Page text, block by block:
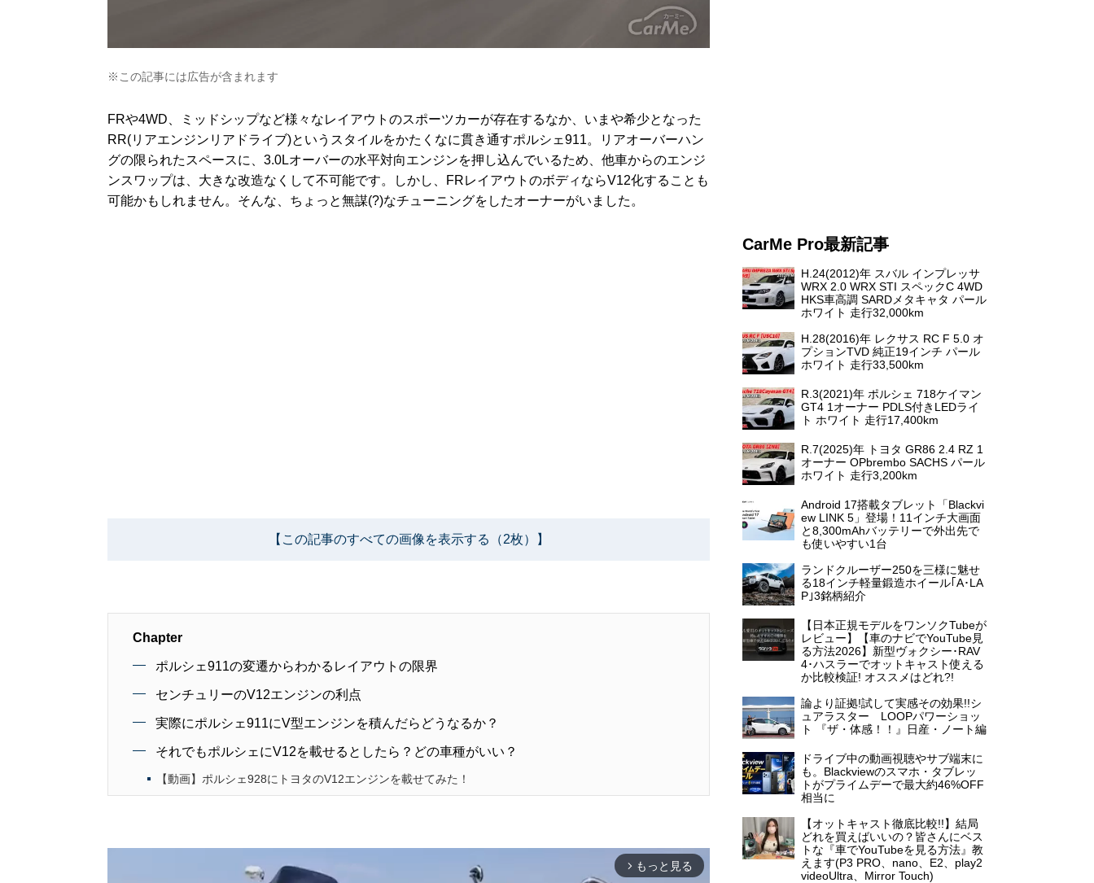
※この記事には広告が含まれます
FRや4WD、ミッドシップなど様々なレイアウトのスポーツカーが存在するなか、いまや希少となった
RR(リアエンジンリアドライブ)というスタイルをかたくなに貫き通すポルシェ911。リアオーバーハン
グの限られたスペースに、3.0Lオーバーの水平対向エンジンを押し込んでいるため、他車からのエンジ
ンスワップは、大きな改造なくして不可能です。しかし、FRレイアウトのボディならV12化することも
可能かもしれません。そんな、ちょっと無謀(?)なチューニングをしたオーナーがいました。
【この記事のすべての画像を表示する（2枚）】
Chapter
ポルシェ911の変遷からわかるレイアウトの限界
センチュリーのV12エンジンの利点
実際にポルシェ911にV型エンジンを積んだらどうなるか？
それでもポルシェにV12を載せるとしたら？どの車種がいい？
【動画】ポルシェ928にトヨタのV12エンジンを載せてみた！
arrow_forward_ios もっと見る
CarMe Pro最新記事
H.24(2012)年 スバル インプレッサ
WRX 2.0 WRX STI スペックC 4WD
HKS車高調 SARDメタキャタ パール
ホワイト 走行32,000km
H.28(2016)年 レクサス RC F 5.0 オ
プションTVD 純正19インチ パール
ホワイト 走行33,500km
R.3(2021)年 ポルシェ 718ケイマン
GT4 1オーナー PDLS付きLEDライ
ト ホワイト 走行17,400km
R.7(2025)年 トヨタ GR86 2.4 RZ 1
オーナー OPbrembo SACHS パール
ホワイト 走行3,200km
Android 17搭載タブレット「Blackvi
ew LINK 5」登場！11インチ大画面
と8,300mAhバッテリーで外出先で
も使いやすい1台
ランドクルーザー250を三様に魅せ
る18インチ軽量鍛造ホイール｢A･LA
P｣3銘柄紹介
【日本正規モデルをワンソクTubeが
レビュー】【車のナビでYouTube見
る方法2026】新型ヴォクシー･RAV
4･ハスラーでオットキャスト使える
か比較検証! オススメはどれ?!
論より証拠!試して実感その効果!!シ
ュアラスター LOOPパワーショッ
ト 『ザ・体感！！』日産・ノート編
ドライブ中の動画視聴やサブ端末に
も。Blackviewのスマホ・タブレッ
トがプライムデーで最大約46%OFF
相当に
【オットキャスト徹底比較!!】結局
どれを買えばいいの？皆さんにベス
トな『車でYouTubeを見る方法』教
えます(P3 PRO、nano、E2、play2
videoUltra、Mirror Touch)